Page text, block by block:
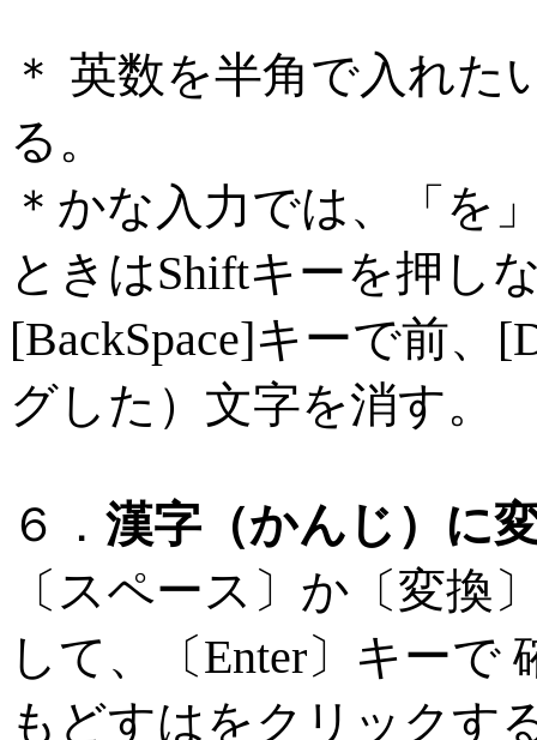
＊ 英数を半角で入れ
る。
＊かな入力では、「を
ときはShiftキーを押し
[BackSpace]キーで前、
グした）文字を消す。
６． 漢字（かんじ）に
〔スペース〕か〔変換
して、〔Enter〕キーで
もどすはをクリックす